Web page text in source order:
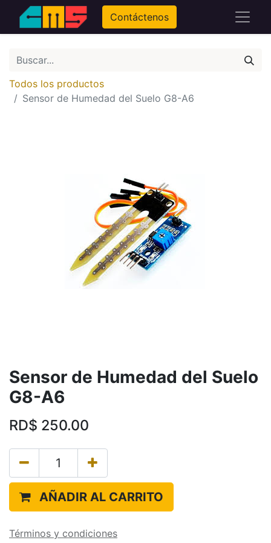
Contáctenos
Todos los productos
Sensor de Humedad del Suelo G8-A6
Sensor de Humedad del Suelo
G8-A6
RD$ 250.00
AÑADIR AL CARRITO
Términos y condiciones